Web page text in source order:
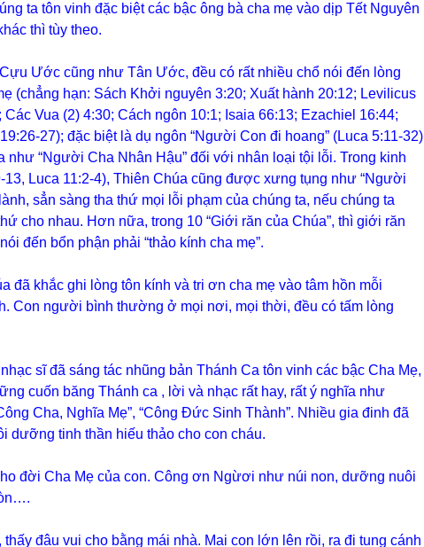
ta tôn vinh đặc biệt các bậc ông bà cha mẹ vào dịp Tết Nguyên
thì tùy theo.
Ước cũng như Tân Ước, đều có rất nhiều chổ nói đến lòng
(chẳng hạn: Sách Khởi nguyên 3:20; Xuất hành 20:12; Levilicus
Vua (2) 4:30; Cách ngôn 10:1; Isaia 66:13; Ezachiel 16:44;
27); đặc biệt là dụ ngôn “Người Con đi hoang” (Luca 5:11-32)
như “Người Cha Nhân Hậu” đối với nhân loại tội lỗi. Trong kinh
13, Luca 11:2-4), Thiên Chúa cũng được xưng tụng như “Người
sẳn sàng tha thứ mọi lỗi phạm của chúng ta, nếu chúng ta
cho nhau. Hơn nữa, trong 10 “Giới răn của Chúa”, thì giới răn
đến bổn phận phải “thảo kính cha mẹ”.
khắc ghi lòng tôn kính và tri ơn cha mẹ vào tâm hồn mỗi
Con người bình thường ở mọi nơi, mọi thời, đều có tấm lòng
sĩ đã sáng tác nhũng bản Thánh Ca tôn vinh các bậc Cha Mẹ,
cuốn băng Thánh ca , lời và nhạc rất hay, rất ý nghĩa như
Cha, Nghĩa Mẹ”, “Công Đức Sinh Thành”. Nhiều gia đinh đã
dưỡng tinh thần hiếu thảo cho con cháu.
đời Cha Mẹ của con. Công ơn Ngừơi như núi non, dưỡng nuôi
thấy đâu vui cho bằng mái nhà. Mai con lớn lên rồi, ra đi tung cánh